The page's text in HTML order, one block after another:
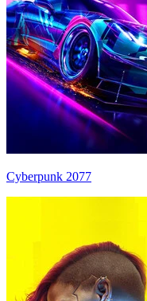
Cyberpunk 2077